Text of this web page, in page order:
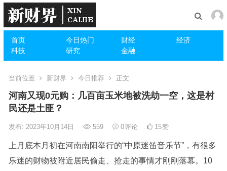
首页 今日热门 财经
经济
科技
研究 金融
当前位置 新财界 今日推荐 正文
河南又现0元购：几百亩玉米地被洗劫一空，这是村
民还是土匪？
发布: 2023年10月14日 559 0评论 15赞
上月底本月初在河南南阳举行的“中原迷笛音乐节”，有很多
乐迷的财物被附近居民偷走、抢走的事情才刚刚落幕。10